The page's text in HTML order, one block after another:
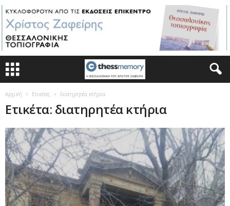
Αρχική Ετικέτες διατηρητέα κτήρια
Ετικέτα: διατηρητέα κτήρια